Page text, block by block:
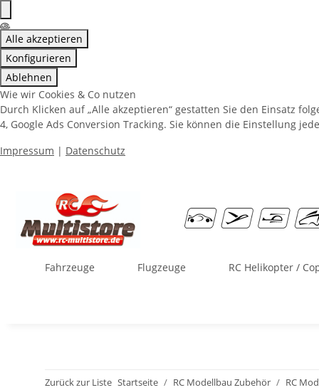
Alle akzeptieren
Konfigurieren
Ablehnen
Wie wir Cookies & Co nutzen
Durch Klicken auf „Alle akzeptieren“ gestatten Sie den Einsatz
4, Google Ads Conversion Tracking. Sie können die Einstellung
Impressum | Datenschutz
Fahrzeuge Flugzeuge RC Helikopter /
Zurück zur Liste Startseite RC Modellbau Zubehör RC